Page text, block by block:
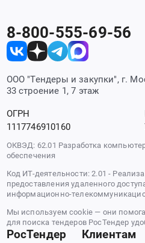
8-800-555-69-56
ООО "Тендеры и закупки", г.
33 строение 1, 7 этаж
ОГРН
1117746910160
ОКВЭД: 62.01 Разработка
обеспечения
Код ИТ-деятельности: 2.01 -
предоставления удаленного
информационно-
Мы используем cookie — они
для поиска тендеров РосТендер
РосТендер Клиентам